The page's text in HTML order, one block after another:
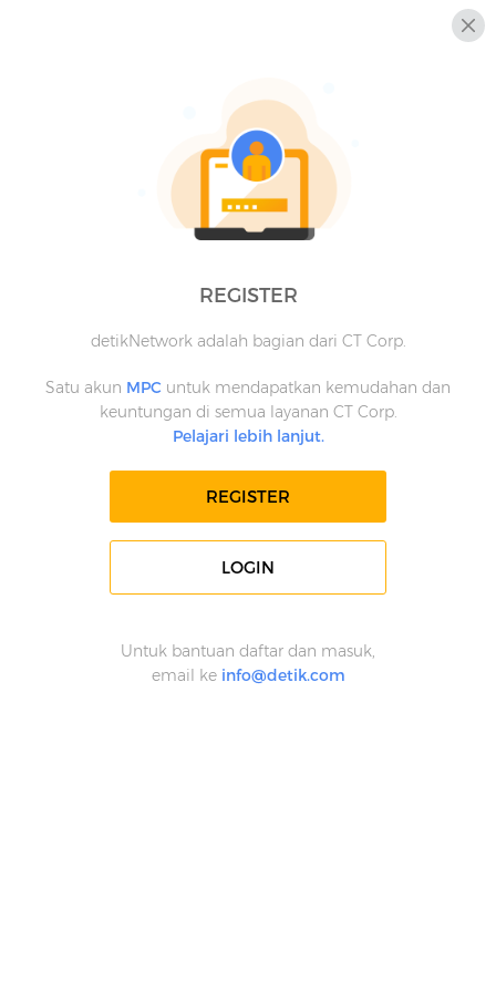
REGISTER
detikNetwork adalah bagian dari CT Corp.
Satu akun MPC untuk mendapatkan kemudahan dan
keuntungan di semua layanan CT Corp.
Pelajari lebih lanjut.
REGISTER
LOGIN
Untuk bantuan daftar dan masuk,
email ke info@detik.com